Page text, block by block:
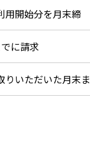
用開始分を月末締
に請求
りいただいた月末